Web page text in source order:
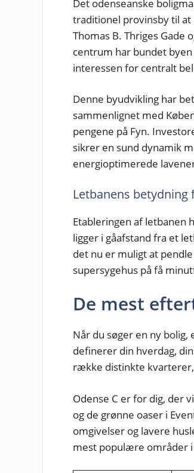
Det odenseanske
traditionel provinsby til
Thomas B. Thriges
centrum har bundet
interessen for centralt
Denne byudvikling har
sammenlignet med
pengene på Fyn.
sikrer en sund dynamik
energioptimerede
Letbanens
Etableringen af letbanen
ligger i gåafstand fra et
det nu er muligt at
supersygehus på få
De mest
Når du søger en ny
definerer din hverdag,
række distinkte
Odense C er for dig, der
og de grønne oaser i
omgivelser og lavere
mest populære områder